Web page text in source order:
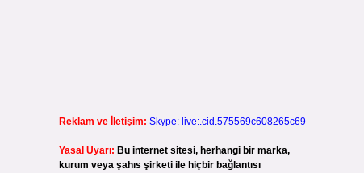
Reklam ve İletişim: Skype: live:.cid.575569c608265c69
Yasal Uyarı: Bu internet sitesi, herhangi bir marka,
kurum veya şahıs şirketi ile hiçbir bağlantısı